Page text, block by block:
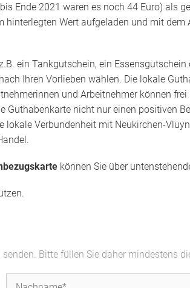
Ende 2021 waren es noch 44 Euro) als
Wert aufgeladen und mit dem
ein Tankgutschein, ein
Ihren Vorlieben wählen. Die lokale
und Arbeitnehmer können
Guthabenkarte nicht nur einen positiven
Verbundenheit mit Neukirchen-
können Sie über
Bitte füllen Sie daher mindestens